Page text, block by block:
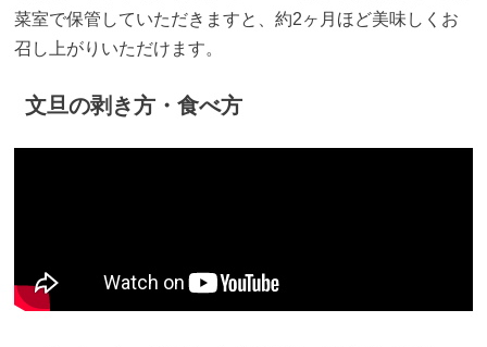
菜室で保管していただきますと、約2ヶ月ほど美味しくお
召し上がりいただけます。
文旦の剥き方・食べ方